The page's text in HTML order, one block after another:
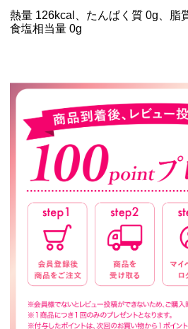
熱量 126kcal、たんぱく質 0g、脂
食塩相当量 0g